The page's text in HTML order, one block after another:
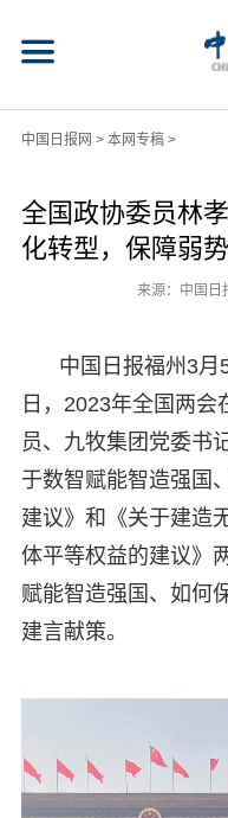
中国日报网 > 本网专稿>
全国政协委员林
化转型，保障弱
来源：中国日
中国日报福州3月
日，2023年全国两
员、九牧集团党委书
于数智赋能智造强国
建议》和《关于建造
体平等权益的建议》
赋能智造强国、如何
建言献策。